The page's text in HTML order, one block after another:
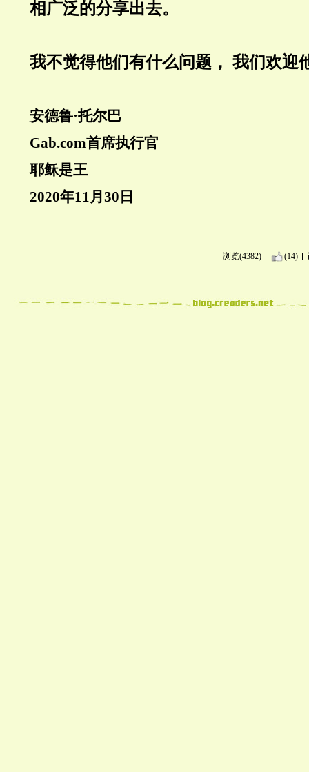
相广泛的分享出去。
我不觉得他们有什么问题， 我们欢迎
安德鲁·托尔巴
Gab.com首席执行官
耶稣是王
2020年11月 30 日
浏览(4382) (14)